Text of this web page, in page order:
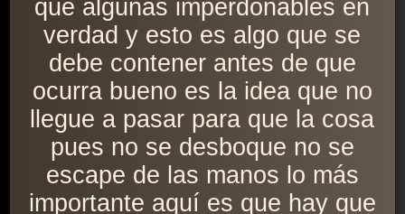
que algunas imperdonables en
verdad y esto es algo que se
debe contener antes de que
ocurra bueno es la idea que no
llegue a pasar para que la cosa
pues no se desboque no se
escape de las manos lo más
importante aquí es que hay que